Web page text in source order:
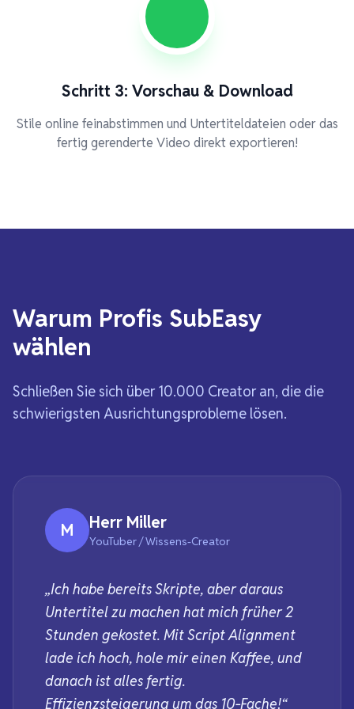
Schritt 3: Vorschau & Download
Stile online feinabstimmen und Untertiteldateien oder das
fertig gerenderte Video direkt exportieren!
Warum Profis SubEasy
wählen
Schließen Sie sich über 10.000 Creator an, die die
schwierigsten Ausrichtungsprobleme lösen.
M Herr Miller
YouTuber / Wissens-Creator
„Ich habe bereits Skripte, aber daraus
Untertitel zu machen hat mich früher 2
Stunden gekostet. Mit Script Alignment
lade ich hoch, hole mir einen Kaffee, und
danach ist alles fertig.
Effizienzsteigerung um das 10‑Fache!“